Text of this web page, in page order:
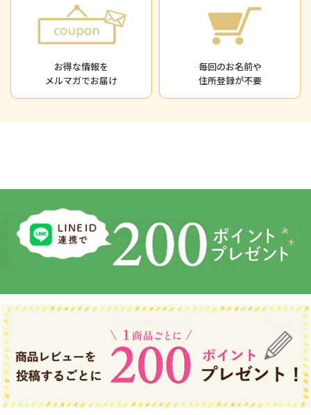
お得な情報を
メルマガでお届け
毎回のお名前や
住所登録が不要